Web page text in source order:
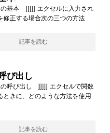
基本 ]]]]] エクセルに入力され
修正する場合次の三つの方法
記事を読む
び出し
呼び出し ]]]]] エクセルで関数
ときに、どのような方法を使用
記事を読む